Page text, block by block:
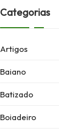
Categorias
Artigos
Baiano
Batizado
Boiadeiro